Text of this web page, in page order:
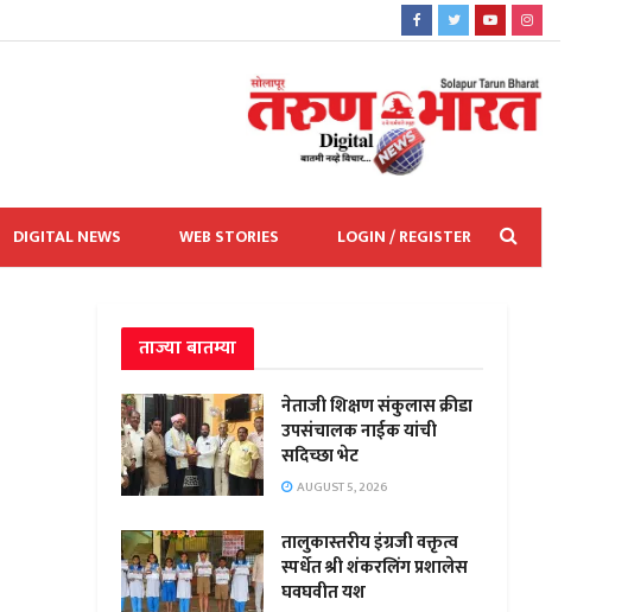
DIGITAL NEWS WEB STORIES LOGIN / REGISTER
ताज्या बातम्या
नेताजी शिक्षण संकुलास क्रीडा
उपसंचालक नाईक यांची
सदिच्छा भेट
AUGUST 5, 2026
तालुकास्तरीय इंग्रजी वक्तृत्व
स्पर्धेत श्री शंकरलिंग प्रशालेस
घवघवीत यश